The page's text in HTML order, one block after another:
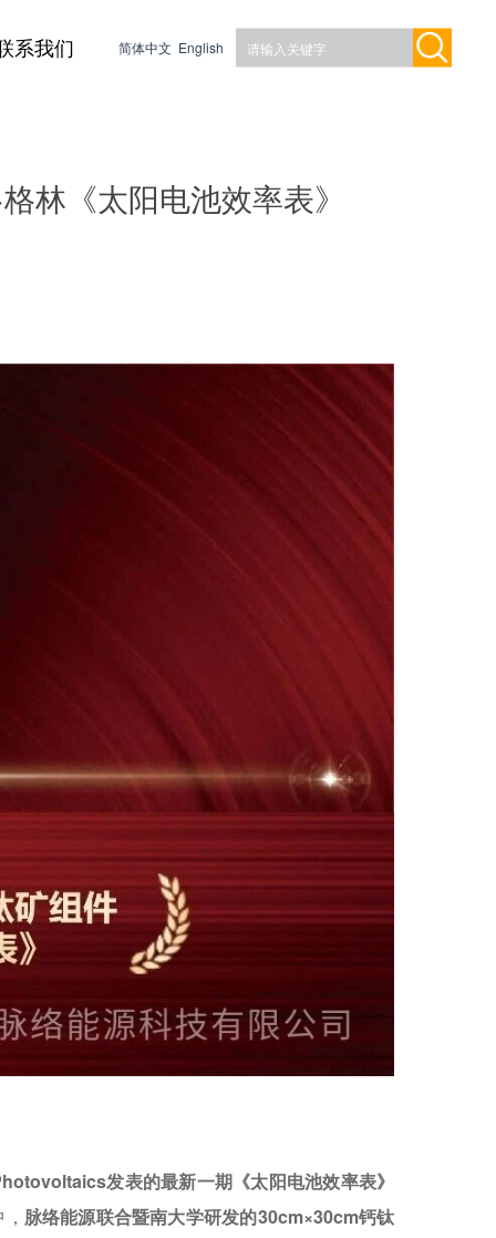
系我们 简体中文 English
林《太阳电池效率表》
发表的最新一期《太阳电池效率表》
脉络能源联合暨南大学研发的30cm×30cm钙钛